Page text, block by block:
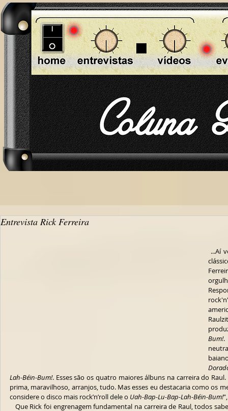
Entrevista Rick Ferreira
Bum!.
Lah-Béin-Bum!. Esses são os quatro maiores álbuns na carreira do
prima, maravilhoso, arranjos, tudo. Mas esses eu destacaria como os
considere o disco mais rock’n’roll dele o Uah-Bap-Lu-Bap-Lah-Béin-Bum!